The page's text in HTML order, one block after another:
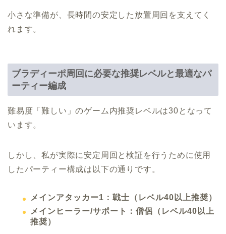
小さな準備が、長時間の安定した放置周回を支えてく
れます。
ブラディーポ周回に必要な推奨レベルと最適なパ
ーティー編成
難易度「難しい」のゲーム内推奨レベルは30となって
います。
しかし、私が実際に安定周回と検証を行うために使用
したパーティー構成は以下の通りです。
メインアタッカー1：戦士（レベル40以上推奨）
メインヒーラー/サポート：僧侶（レベル40以上
推奨）